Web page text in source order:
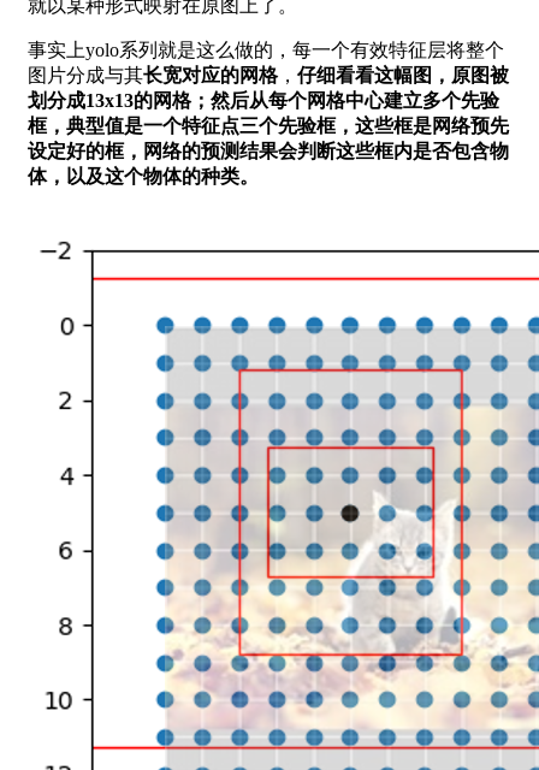
就以某种形式映射在原图上了。
事实上yolo系列就是这么做的，每一个有效特征层将整个
图片分成与其长宽对应的网格， 仔细看看这幅图，原图被
划分成13x13的网格；然后从每个网格中心建立多个先验
框，典型值是一个特征点三个先验框，这些框是网络预先
设定好的框，网络的预测结果会判断这些框内是否包含物
体，以及这个物体的种类。